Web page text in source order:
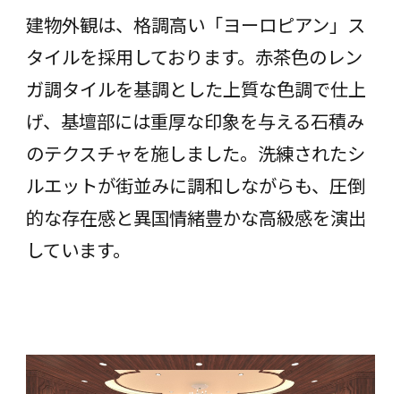
建物外観は、格調高い「ヨーロピアン」ス
タイルを採⽤しております。⾚茶⾊のレン
ガ調タイルを基調とした上質な⾊調で仕上
げ、基壇部には重厚な印象を与える石積み
のテクスチャを施しました。洗練されたシ
ルエットが街並みに調和しながらも、圧倒
的な存在感と異国情緒豊かな高級感を演出
しています。